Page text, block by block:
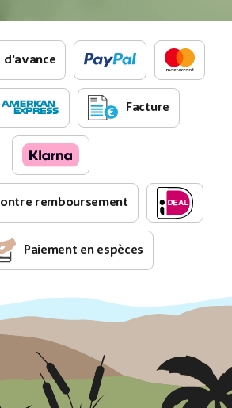
d'avance
Facture
remboursement
Paiement en espèces